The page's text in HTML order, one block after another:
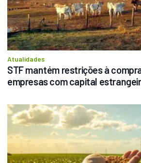
Atualidades
STF mantém restrições à
empresas com capital